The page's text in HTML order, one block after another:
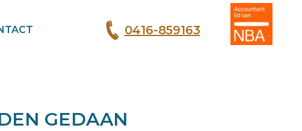
0416-859163
GEDAAN